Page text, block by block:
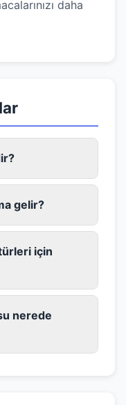
daha
gelir?
için
nerede